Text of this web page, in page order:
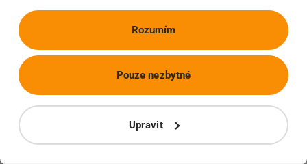
Rozumím
Upravit
Pouze nezbytné